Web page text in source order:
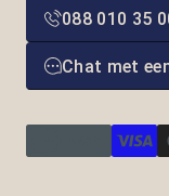
088 010 35
Chat met